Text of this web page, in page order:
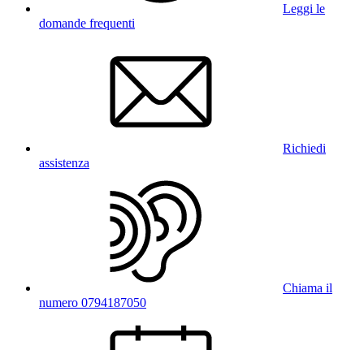
Leggi le
domande frequenti
Richiedi
assistenza
Chiama il
numero 0794187050